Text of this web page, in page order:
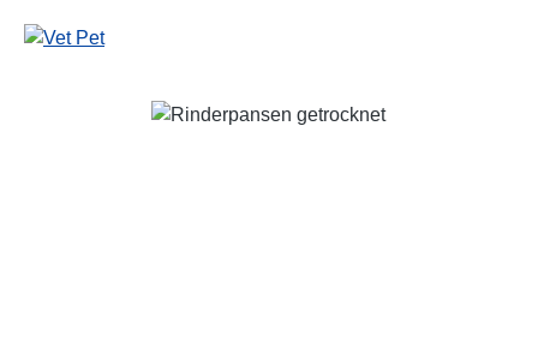
Bildergalerie überspringen